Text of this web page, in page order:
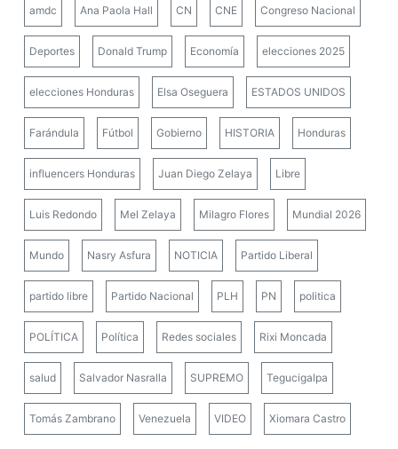
amdc Ana Paola Hall CN CNE Congreso Nacional
Deportes Donald Trump Economía elecciones 2025
elecciones Honduras Elsa Oseguera ESTADOS UNIDOS
Farándula Fútbol Gobierno HISTORIA Honduras
influencers Honduras Juan Diego Zelaya Libre
Luis Redondo Mel Zelaya Milagro Flores Mundial 2026
Mundo Nasry Asfura NOTICIA Partido Liberal
partido libre Partido Nacional PLH PN politica
POLÍTICA Política Redes sociales Rixi Moncada
salud Salvador Nasralla SUPREMO Tegucigalpa
Tomás Zambrano Venezuela VIDEO Xiomara Castro